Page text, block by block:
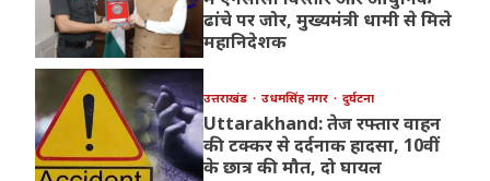
ढांचे पर जोर, मुख्यमंत्री धामी से मिले
महानिदेशक
उत्तराखंड उधमसिंह नगर दुर्घटना
Uttarakhand: तेज रफ्तार वाहन
की टक्कर से दर्दनाक हादसा, 10वीं
के छात्र की मौत, दो घायल